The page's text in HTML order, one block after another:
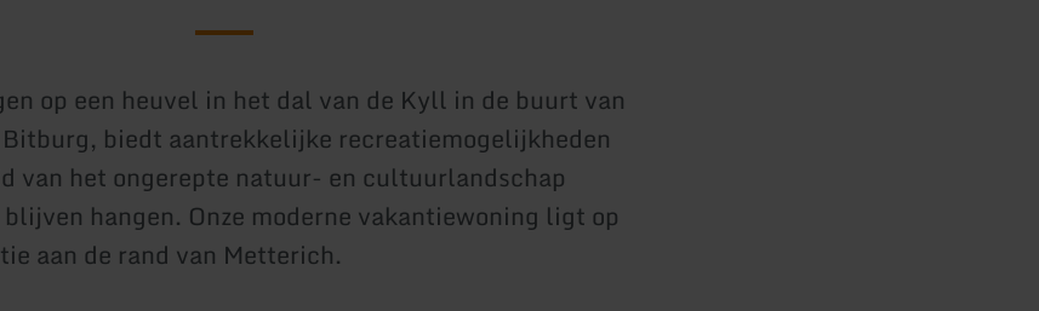
op een heuvel in het dal van de Kyll in de buurt van
biedt aantrekkelijke recreatiemogelijkheden
van het ongerepte natuur- en cultuurlandschap
hangen. Onze moderne vakantiewoning ligt op
aan de rand van Metterich.